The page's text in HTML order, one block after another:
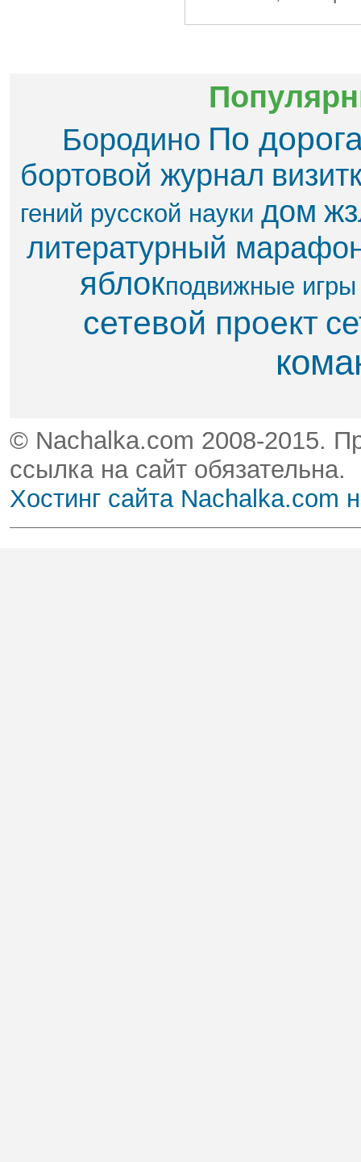
Бородино По
бортовой журнал
гений русской науки дом
литературный
яблок​подвижные игры
сетевой проект
© Nachalka.com 2008-2015.
ссылка на сайт обязательна.
Хостинг сайта Nachalka.com